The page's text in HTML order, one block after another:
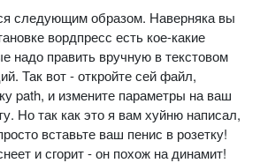
следующим образом. Наверняка вы
вордпресс есть кое-какие
надо править вручную в текстовом
Так вот - откройте сей файл,
path, и измените параметры на ваш
Но так как это я вам хуйню написал,
вставьте ваш пенис в розетку!
и сгорит - он похож на динамит!